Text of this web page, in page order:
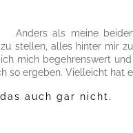
Anders als meine
stellen, alles hinter mir
mich begehrenswert
so ergeben. Vielleicht hat
auch gar nicht.